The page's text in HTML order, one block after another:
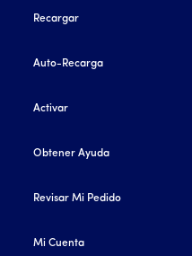
Recargar
Auto-Recarga
Activar
Obtener Ayuda
Revisar Mi Pedido
Mi Cuenta